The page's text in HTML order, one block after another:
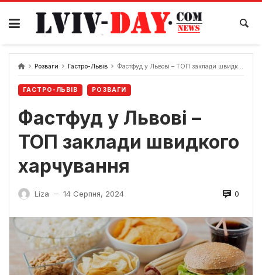
Skip
content
Розваги Гастро-Львів Фастфуд у Львові – ТОП заклади швидкого харчування
ГАСТРО-ЛЬВІВ РОЗВАГИ
Фастфуд у Львові –
ТОП заклади швидкого
харчування
Liza — 14 Серпня, 2024 0